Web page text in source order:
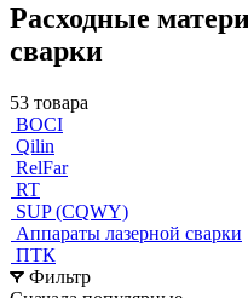
Расходные
сварки
53 товара
BOCI
Qilin
RelFar
RT
SUP (CQWY)
Аппараты лазерной сварки
ПТК
Фильтр